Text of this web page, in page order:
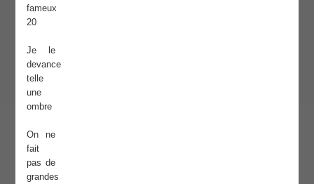
fameux
20
Je le
devance
telle
une
ombre
On ne
fait
pas de
grandes